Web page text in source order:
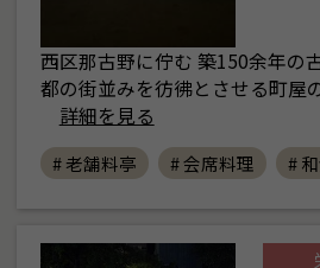
西区那古野に佇む 築150余年の
都の街並みを彷彿とさせる町屋
詳細を見る
# 老舗料亭 # 会席料理 #